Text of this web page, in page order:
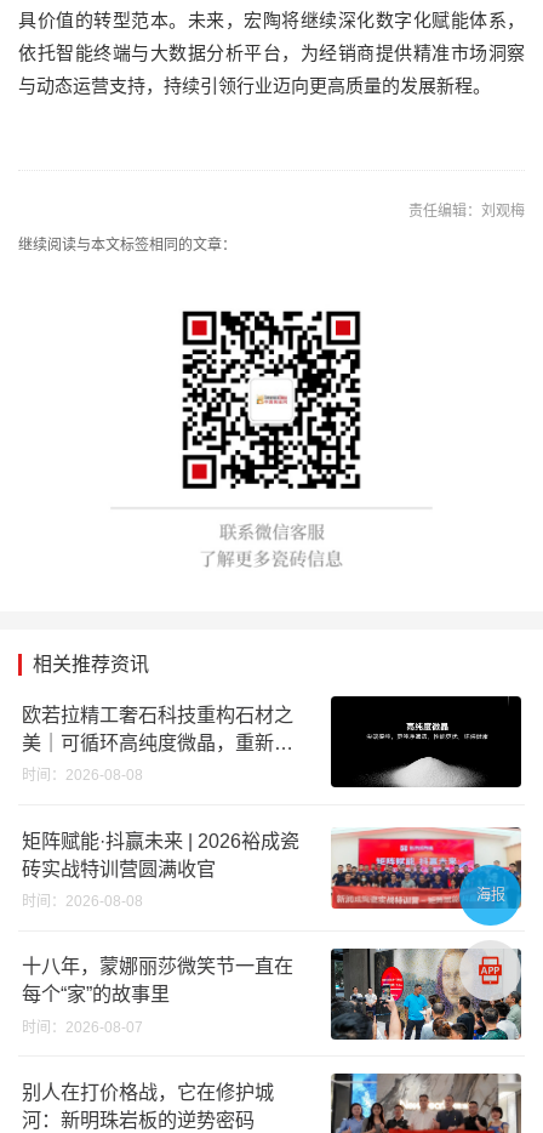
具价值的转型范本。未来，宏陶将继续深化数字化赋能体系，
依托智能终端与大数据分析平台，为经销商提供精准市场洞察
与动态运营支持，持续引领行业迈向更高质量的发展新程。
责任编辑：刘观梅
继续阅读与本文标签相同的文章：
相关推荐资讯
欧若拉精工奢石科技重构石材之
美｜可循环高纯度微晶，重新定
义高端奢石原料
时间：2026-08-08
矩阵赋能·抖赢未来 | 2026裕成瓷
砖实战特训营圆满收官
时间：2026-08-08
十八年，蒙娜丽莎微笑节一直在
每个“家”的故事里
时间：2026-08-07
别人在打价格战，它在修护城
河：新明珠岩板的逆势密码
海报